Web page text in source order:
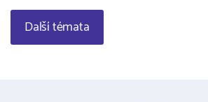
Další témata